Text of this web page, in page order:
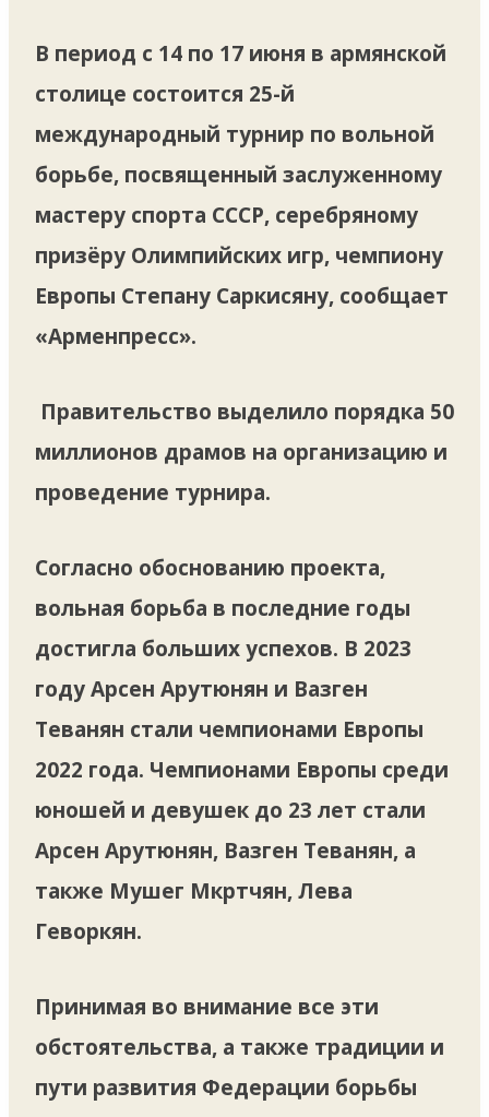
В период с 14 по 17 июня в армянской
столице состоится 25-й
международный турнир по вольной
борьбе, посвященный заслуженному
мастеру спорта СССР, серебряному
призёру Олимпийских игр, чемпиону
Европы Степану Саркисяну, сообщает
«Арменпресс».
Правительство выделило порядка 50
миллионов драмов на организацию и
проведение турнира.
Согласно обоснованию проекта,
вольная борьба в последние годы
достигла больших успехов. В 2023
году Арсен Арутюнян и Вазген
Теванян стали чемпионами Европы
2022 года. Чемпионами Европы среди
юношей и девушек до 23 лет стали
Арсен Арутюнян, Вазген Теванян, а
также Мушег Мкртчян, Лева
Геворкян.
Принимая во внимание все эти
обстоятельства, а также традиции и
пути развития Федерации борьбы